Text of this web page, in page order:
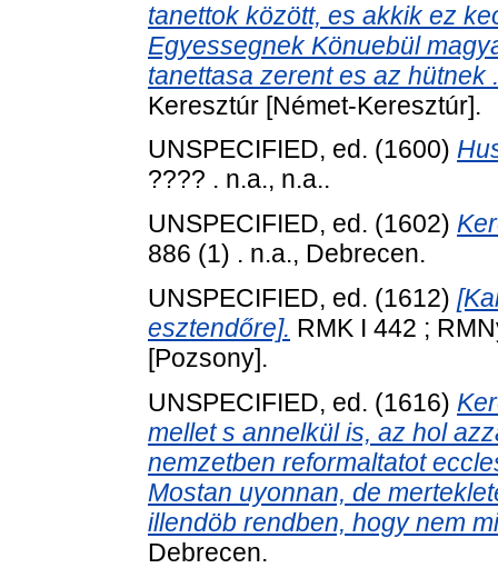
tanettok között, es akkik ez
Egyessegnek Könuebül
tanettasa zerent es az hütnek
Keresztúr [Német-Keresztúr].
UNSPECIFIED, ed. (1600)
???? . n.a., n.a..
UNSPECIFIED, ed. (1602)
886 (1) . n.a., Debrecen.
UNSPECIFIED, ed. (1612)
esztendőre]. RMK I 442 ;
[Pozsony].
UNSPECIFIED, ed. (1616)
mellet s annelkül is, az hol
nemzetben reformaltatot
Mostan uyonnan, de
illendöb rendben, hogy nem
Debrecen.